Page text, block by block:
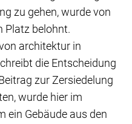
zu gehen, wurde von
Platz belohnt.
architektur in
die Entscheidung
zur Zersiedelung
wurde hier im
ein Gebäude aus den